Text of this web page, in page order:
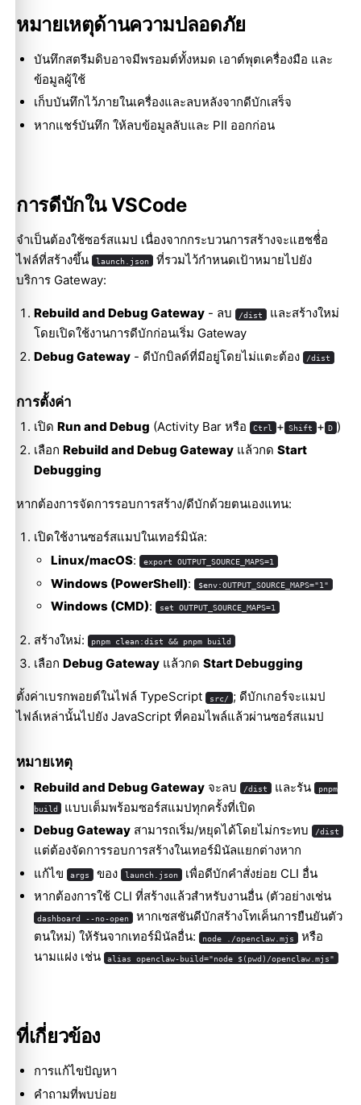
หมายเหตุด้านความปลอดภัย
บันทึกสตรีมดิบอาจมีพรอมต์ทั้งหมด เอาต์พุตเครื่องมือ และ
ข้อมูลผู้ใช้
เก็บบันทึกไว้ภายในเครื่องและลบหลังจากดีบักเสร็จ
หากแชร์บันทึก ให้ลบข้อมูลลับและ PII ออกก่อน
การดีบักใน VSCode
จำเป็นต้องใช้ซอร์สแมป เนื่องจากกระบวนการสร้างจะแฮชชื่่อ
ไฟล์ที่สร้างขึ้น
launch.json ที่รวมไว้กำหนดเป้าหมายไปยัง
บริการ Gateway:
Rebuild and Debug Gateway- ลบ /dist
และสร้างใหม่
โดยเปิดใช้งานการดีบักก่อนเริ่ม Gateway
Debug Gateway- ดีบักบิลด์ที่มีอยู่โดยไม่แตะต้อง /dist
การตั้งค่า
เปิด Run and Debug (Activity Bar หรือ Ctrl + Shift + D )
เลือก Rebuild and Debug Gatewayแล้วกด Start
Debugging
หากต้องการจัดการรอบการสร้าง/ดีบักด้วยตนเองแทน:
เปิดใช้งานซอร์สแมปในเทอร์มินัล:
Linux/macOS: export OUTPUT_SOURCE_MAPS=1
Windows (PowerShell): $env:OUTPUT_SOURCE_MAPS="1"
Windows (CMD): set OUTPUT_SOURCE_MAPS=1
สร้างใหม่: pnpm clean:dist && pnpm build
เลือก Debug Gatewayแล้วกด Start Debugging
ตั้งค่าเบรกพอยต์ในไฟล์ TypeScript src/ ; ดีบักเกอร์จะแมป
ไฟล์เหล่านั้นไปยัง JavaScript ที่คอมไพล์แล้วผ่านซอร์สแมป
หมายเหตุ
Rebuild and Debug Gatewayจะลบ /dist และรัน pnpm
build
แบบเต็มพร้อมซอร์สแมปทุกครั้งที่เปิด
Debug Gatewayสามารถเริ่ม/หยุดได้โดยไม่กระทบ /dist
แต่ต้องจัดการรอบการสร้างในเทอร์มินัลแยกต่างหาก
แก้ไข
args ของ launch.json เพื่อดีบักคำสั่งย่อย CLI อื่น
หากต้องการใช้ CLI ที่สร้างแล้วสำหรับงานอื่น (ตัวอย่างเช่น
dashboard --no-open
หากเซสชันดีบักสร้างโทเค็นการยืนยันตัว
ตนใหม่) ให้รันจากเทอร์มินัลอื่น:
node ./openclaw.mjs
หรือ
นามแฝง เช่น
alias openclaw-build="node $(pwd)/openclaw.mjs"
ที่เกี่ยวข้อง
การแก้ไขปัญหา
คำถามที่พบบ่อย